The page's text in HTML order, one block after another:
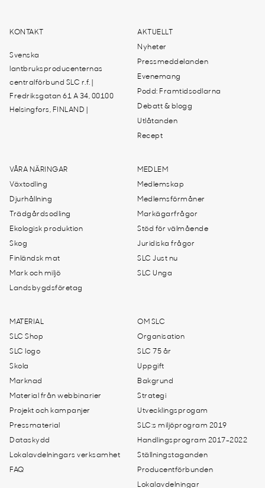
KONTAKT
Svenska
lantbruksproducenternas
centralförbund SLC r.f. |
Fredriksgatan 61 A 34, 00100
Helsingfors, FINLAND |
AKTUELLT
Nyheter
Pressmeddelanden
Evenemang
Podd: Framtidsodlarna
Debatt & blogg
Utlåtanden
Recept
VÅRA NÄRINGAR
Växtodling
Djurhållning
Trädgårdsodling
Ekologisk produktion
Skog
Finländsk mat
Mark och miljö
Landsbygdsföretag
MEDLEM
Medlemskap
Medlemsförmåner
Markägarfrågor
Stöd för välmående
Juridiska frågor
SLC Just nu
SLC Unga
MATERIAL
SLC Shop
SLC logo
Skola
Marknad
Material från webbinarier
Projekt och kampanjer
Pressmaterial
Dataskydd
Lokalavdelningars verksamhet
FAQ
OM SLC
Organisation
SLC 75 år
Uppgift
Bakgrund
Strategi
Utvecklingsprogam
SLC:s miljöprogram 2019
Handlingsprogram 2017-2022
Ställningstaganden
Producentförbunden
Lokalavdelningar